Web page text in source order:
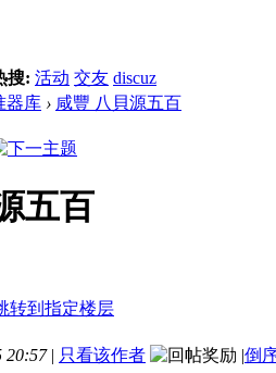
搜: 活动 交友 discuz
器库 › 咸豐 八貝源五百
五百
20:57 | 只看该作者 |倒